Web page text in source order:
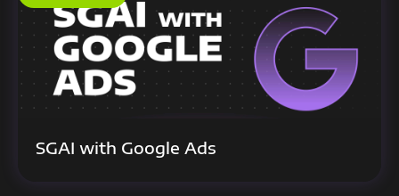
SGAI with Google Ads